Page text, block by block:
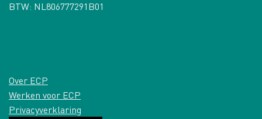
BTW: NL806777291B01
Over ECP
Werken voor ECP
Privacyverklaring